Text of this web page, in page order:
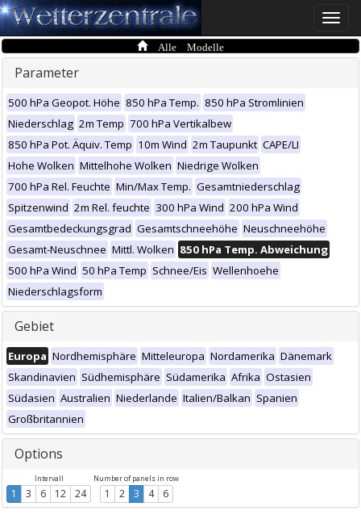
Toggle
Alle Modelle
Parameter
500 hPa Geopot. Höhe 850 hPa Temp. 850 hPa Stromlinien
Niederschlag 2m Temp 700 hPa Vertikalbew
850 hPa Pot. Äquiv. Temp 10m Wind 2m Taupunkt CAPE/LI
Hohe Wolken Mittelhohe Wolken Niedrige Wolken
700 hPa Rel. Feuchte Min/Max Temp. Gesamtniederschlag
Spitzenwind 2m Rel. feuchte 300 hPa Wind 200 hPa Wind
Gesamtbedeckungsgrad Gesamtschneehöhe Neuschneehöhe
Gesamt-Neuschnee Mittl. Wolken 850 hPa Temp. Abweichung
500 hPa Wind 50 hPa Temp Schnee/Eis Wellenhoehe
Niederschlagsform
Gebiet
Europa Nordhemisphäre Mitteleuropa Nordamerika Dänemark
Skandinavien Südhemisphäre Südamerika Afrika Ostasien
Südasien Australien Niederlande Italien/Balkan Spanien
Großbritannien
Options
Intervall
1 3 6 12 24
Number of panels in row
1 2 3 4 6